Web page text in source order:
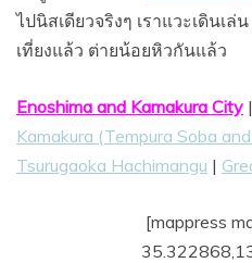
ไปนิสเดียวจริงๆ เราแวะเดินเ
เที่ยงแล้ว ต่ายน้อยหิวกันแล้ว
Enoshima and Kamakura City |
Kamakura (Tempura Soba
Tsurugaoka Hachimangu |
[mappress